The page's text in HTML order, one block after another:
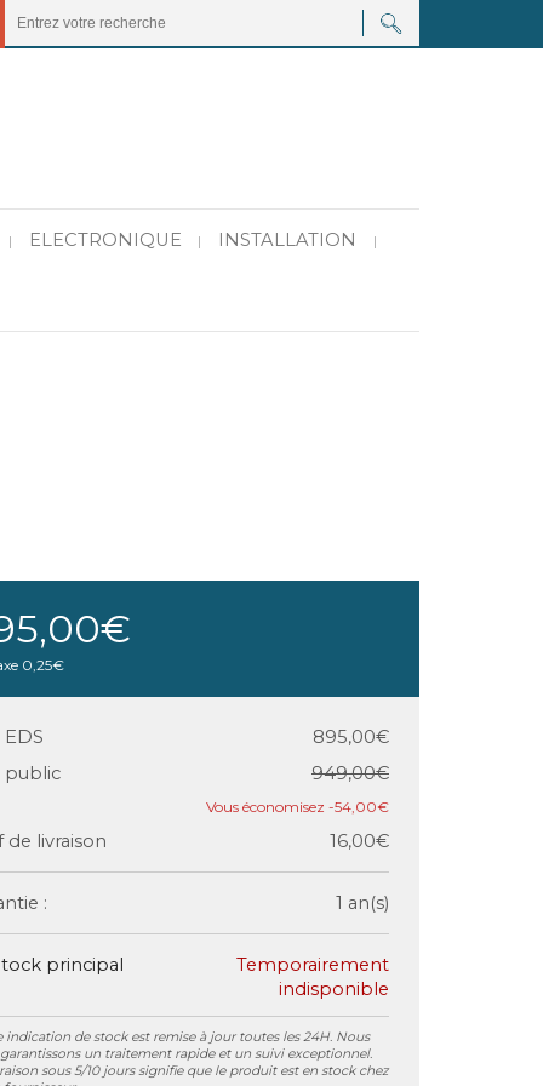
| ELECTRONIQUE | INSTALLATION |
0,25€
EDS
895,00€
public
949,00€
-54,00€
de livraison 16,00€
: 1 an(s)
principal
Temporairement
indisponible
indication de stock est remise à jour toutes les 24H. Nous
un traitement rapide et un suivi exceptionnel.
sous 5/10 jours signifie que le produit est en stock chez